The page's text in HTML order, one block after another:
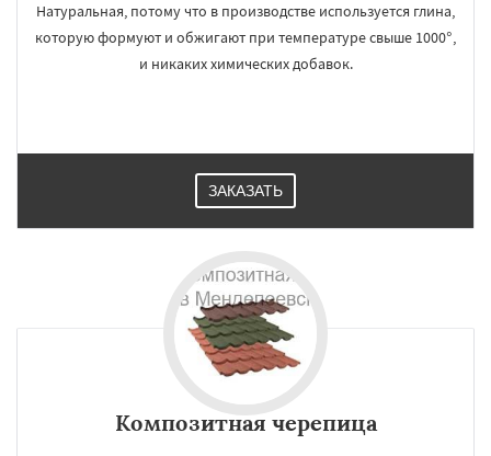
Натуральная, потому что в производстве используется глина,
которую формуют и обжигают при температуре свыше 1000°,
и никаких химических добавок.
ЗАКАЗАТЬ
Композитная черепица